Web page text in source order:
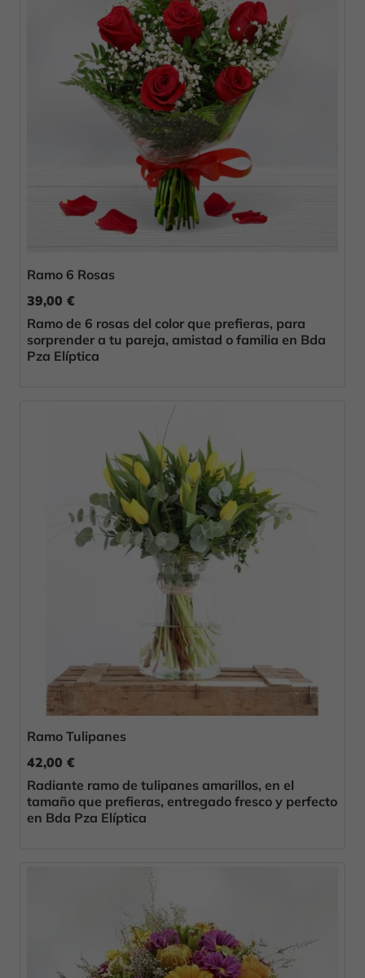
Ramo 6 Rosas
39,00 €
Ramo de 6 rosas del color que prefieras, para
sorprender a tu pareja, amistad o familia en Bda
Pza Elíptica
Ramo Tulipanes
42,00 €
Radiante ramo de tulipanes amarillos, en el
tamaño que prefieras, entregado fresco y perfecto
en Bda Pza Elíptica